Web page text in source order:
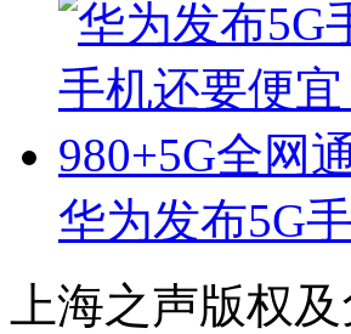
华为发布5G
上海之声版权